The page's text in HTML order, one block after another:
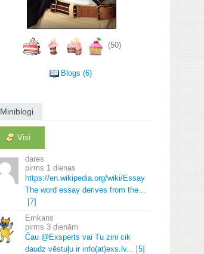
(50)
Blogs (6)
Miniblogi
Visi
dares
1 dienas
https://en.wikipedia.org/wiki/Essay
The word essay derives from the...
[7]
Emkans
3 dienām
Čau @Exsperts vai Tu zini cik
daudz vēstuļu ir info(at)exs. lv... [5]